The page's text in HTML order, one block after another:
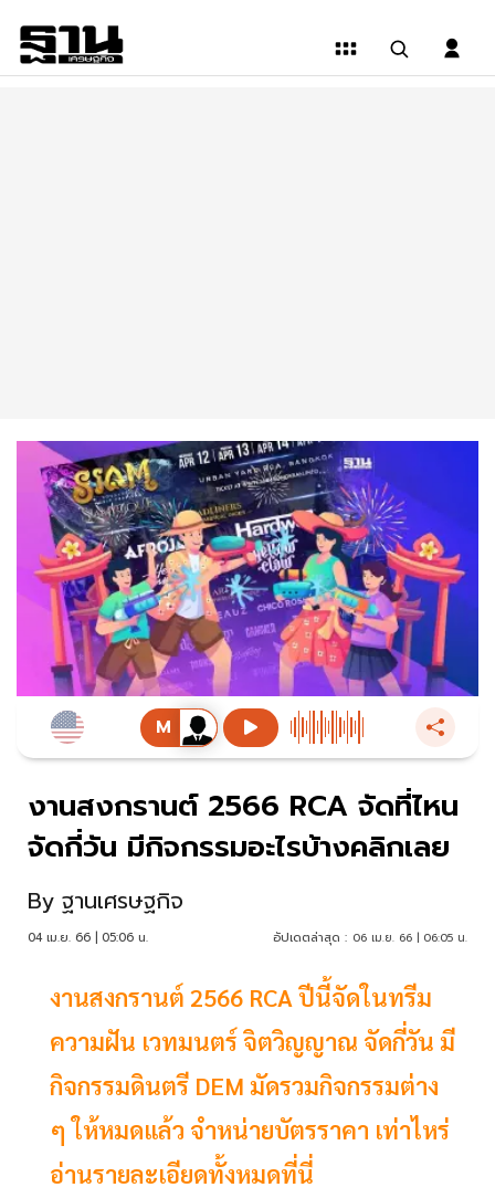
งานสงกรานต์ 2566 RCA จัดที่ไหน
จัดกี่วัน มีกิจกรรมอะไรบ้างคลิกเลย
By ฐานเศรษฐกิจ
04 เม.ย. 66 | 05:06 น. อัปเดตล่าสุด : 06 เม.ย. 66 | 06:05 น.
งานสงกรานต์ 2566 RCA ปีนี้จัดในทรีม
ความฝัน เวทมนตร์ จิตวิญญาณ จัดกี่วัน มี
กิจกรรมดินตรี DEM มัดรวมกิจกรรมต่าง
ๆ ให้หมดแล้ว จำหน่ายบัตรราคา เท่าไหร่
อ่านรายละเอียดทั้งหมดที่นี่